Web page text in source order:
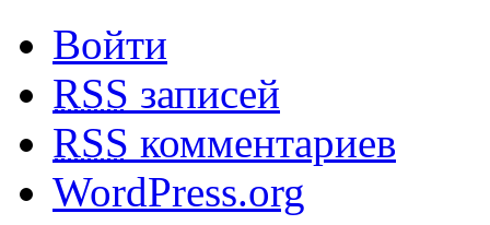
Войти
RSS записей
RSS комментариев
WordPress.org